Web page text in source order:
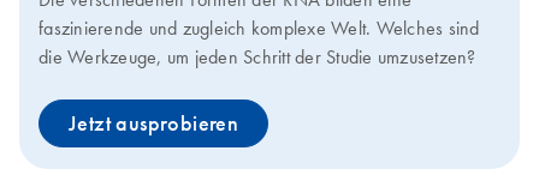
faszinierende und zugleich komplexe Welt. Welches sind
die Werkzeuge, um jeden Schritt der Studie umzusetzen?
Jetzt ausprobieren